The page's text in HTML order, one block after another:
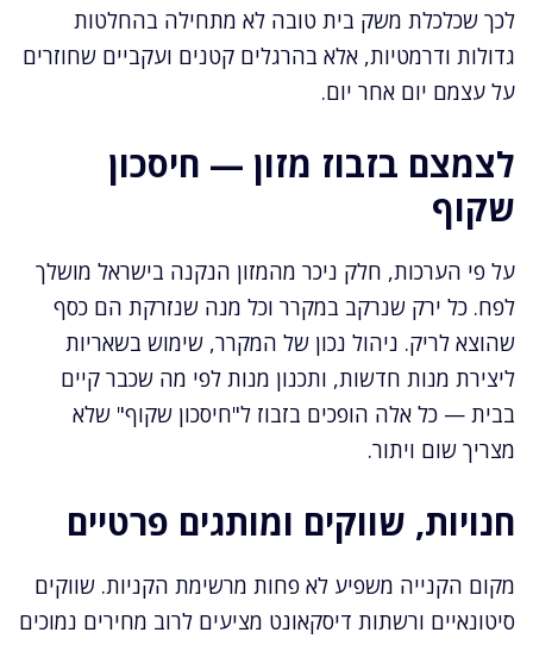
לכך שכלכלת משק בית טובה לא מתחילה בהחלטות
גדולות ודרמטיות, אלא בהרגלים קטנים ועקביים שחוזרים
על עצמם יום אחר יום.
לצמצם בזבוז מזון — חיסכון
שקוף
על פי הערכות, חלק ניכר מהמזון הנקנה בישראל מושלך
לפח. כל ירק שנרקב במקרר וכל מנה שנזרקת הם כסף
שהוצא לריק. ניהול נכון של המקרר, שימוש בשאריות
ליצירת מנות חדשות, ותכנון מנות לפי מה שכבר קיים
בבית — כל אלה הופכים בזבוז ל"חיסכון שקוף" שלא
מצריך שום ויתור.
חנויות, שווקים ומותגים פרטיים
מקום הקנייה משפיע לא פחות מרשימת הקניות. שווקים
סיטונאיים ורשתות דיסקאונט מציעים לרוב מחירים נמוכים